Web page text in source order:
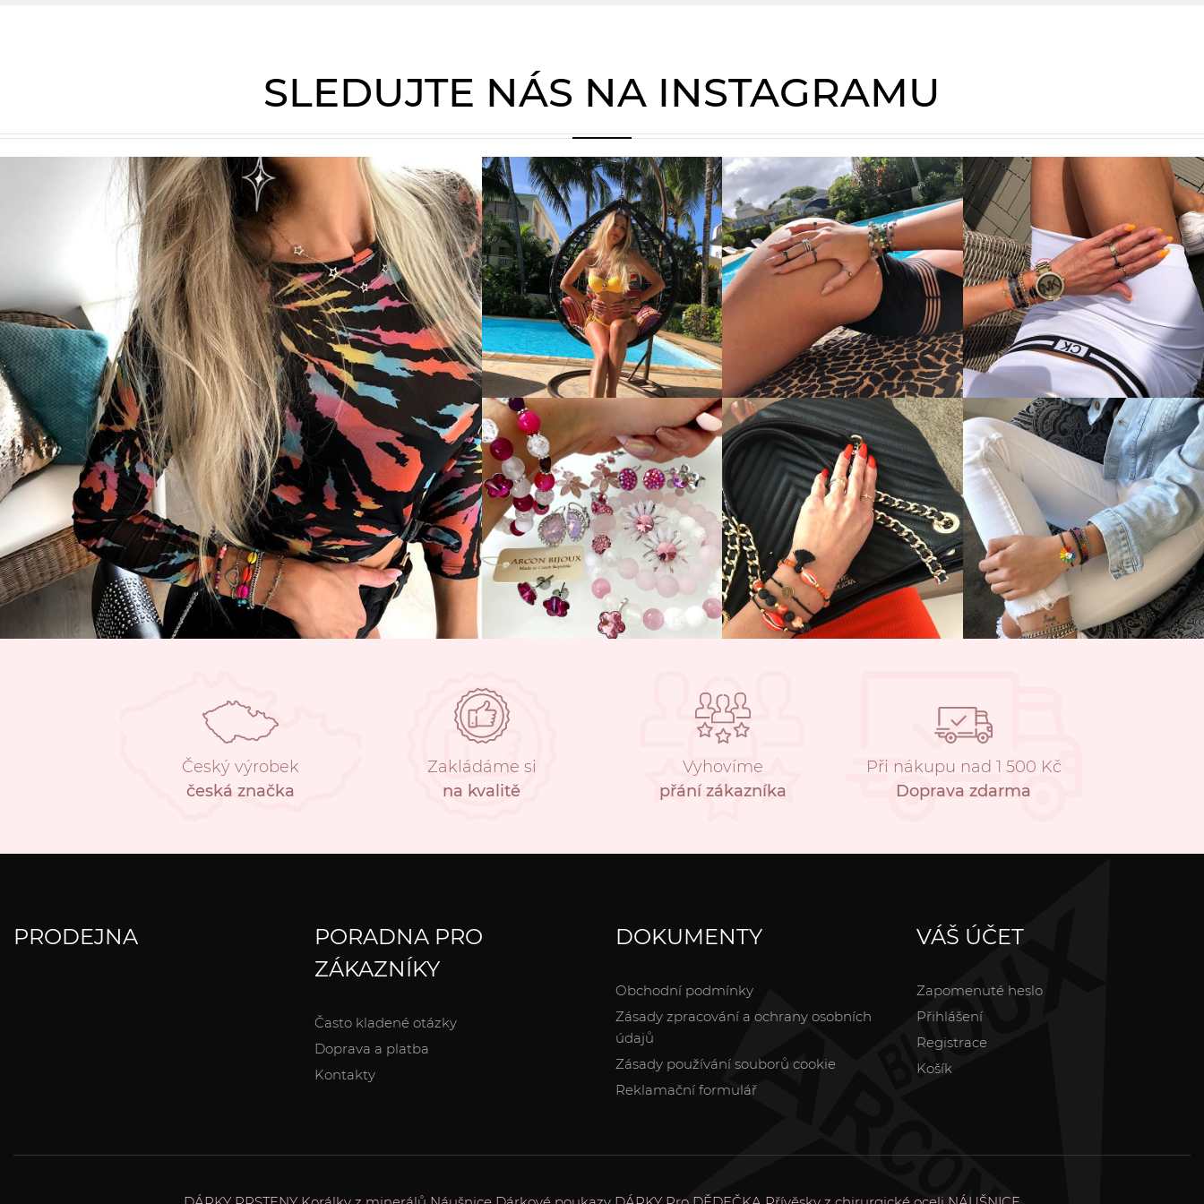
SLEDUJTE NÁS NA INSTAGRAMU
Český výrobek
česká značka
Zakládáme si
na kvalitě
Vyhovíme
přání zákazníka
Při nákupu nad 1 500 Kč
Doprava zdarma
PRODEJNA
PORADNA PRO
ZÁKAZNÍKY
Často kladené otázky
Doprava a platba
Kontakty
DOKUMENTY
Obchodní podmínky
Zásady zpracování a ochrany osobních
údajů
Zásady používání souborů cookie
Reklamační formulář
VÁŠ ÚČET
Zapomenuté heslo
Přihlášení
Registrace
Košík